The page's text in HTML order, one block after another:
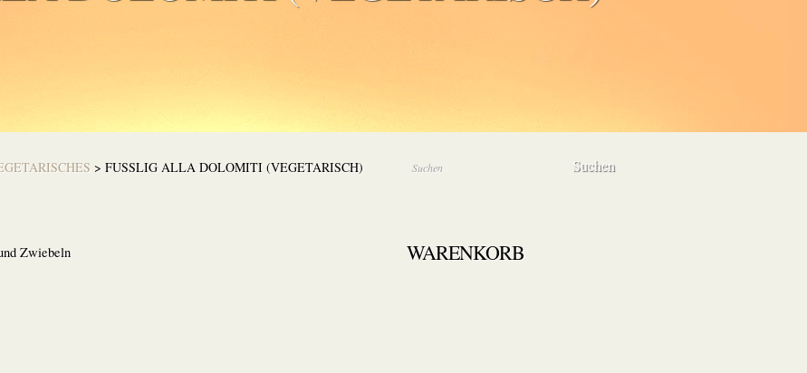
> FUSSLIG ALLA DOLOMITI (VEGETARISCH)
Zwiebeln WARENKORB